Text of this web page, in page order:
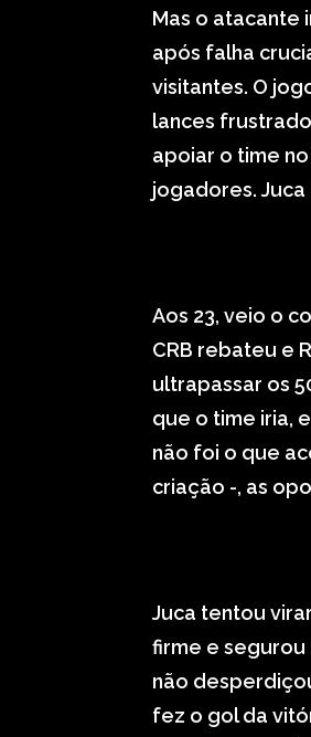
Mas o atacante
após falha
visitantes. O
lances
apoiar o time
jogadores.
Aos 23, veio o
CRB rebateu e
ultrapassar os
que o time iria,
não foi o que
criação -, as
Juca tentou
firme e segurou
não
fez o gol da